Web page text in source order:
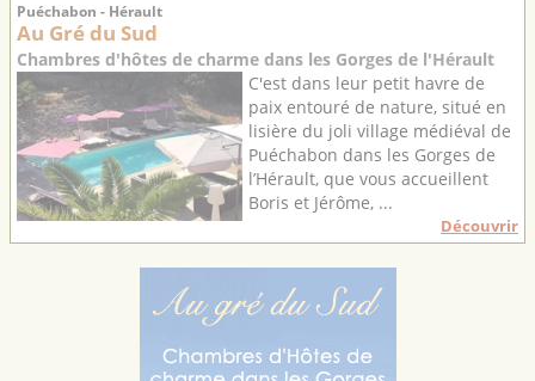
Puéchabon - Hérault
Au Gré du Sud
Chambres d'hôtes de charme dans les Gorges de l'Hérault
C'est dans leur petit havre de
paix entouré de nature, situé en
lisière du joli village médiéval de
Puéchabon dans les Gorges de
l’Hérault, que vous accueillent
Boris et Jérôme, ...
Découvrir